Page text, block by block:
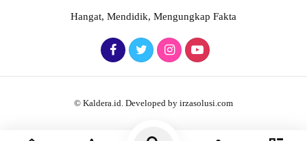
Hangat, Mendidik, Mengungkap Fakta
© Kaldera.id. Developed by irzasolusi.com